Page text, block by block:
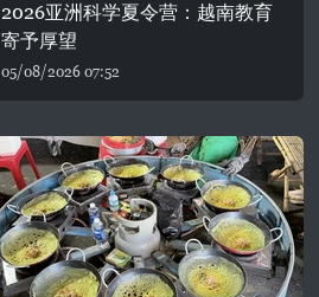
2026亚洲科学夏令营：越南教育
寄予厚望
05/08/2026 07:52